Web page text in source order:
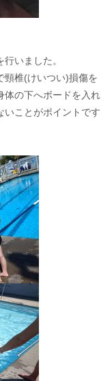
行いました。
頸椎(けいつい)損傷を
体の下へボードを入れ
いことがポイントです